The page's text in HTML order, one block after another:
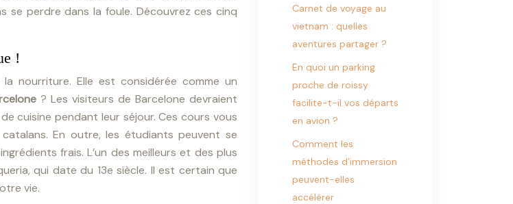
se perdre dans la foule. Découvrez ces cinq
!
nourriture. Elle est considérée comme un
? Les visiteurs de Barcelone devraient
cuisine pendant leur séjour. Ces cours vous
En outre, les étudiants peuvent se
frais. L’un des meilleurs et des plus
qui date du 13e siècle. Il est certain que
vie.
Carnet de voyage au
vietnam : quelles
aventures partager ?
En quoi un parking
proche de roissy
facilite-t-il vos départs
en avion ?
Comment les
méthodes d’immersion
peuvent-elles
accélérer